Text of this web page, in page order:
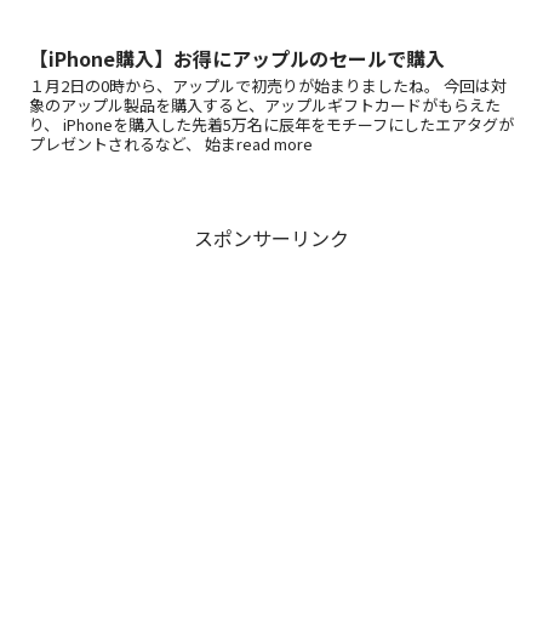
【iPhone購入】お得にアップルのセールで購入
１月2日の0時から、アップルで初売りが始まりましたね。 今回は対
象のアップル製品を購入すると、アップルギフトカードがもらえた
り、 iPhoneを購入した先着5万名に辰年をモチーフにしたエアタグが
プレゼントされるなど、 始まread more
スポンサーリンク